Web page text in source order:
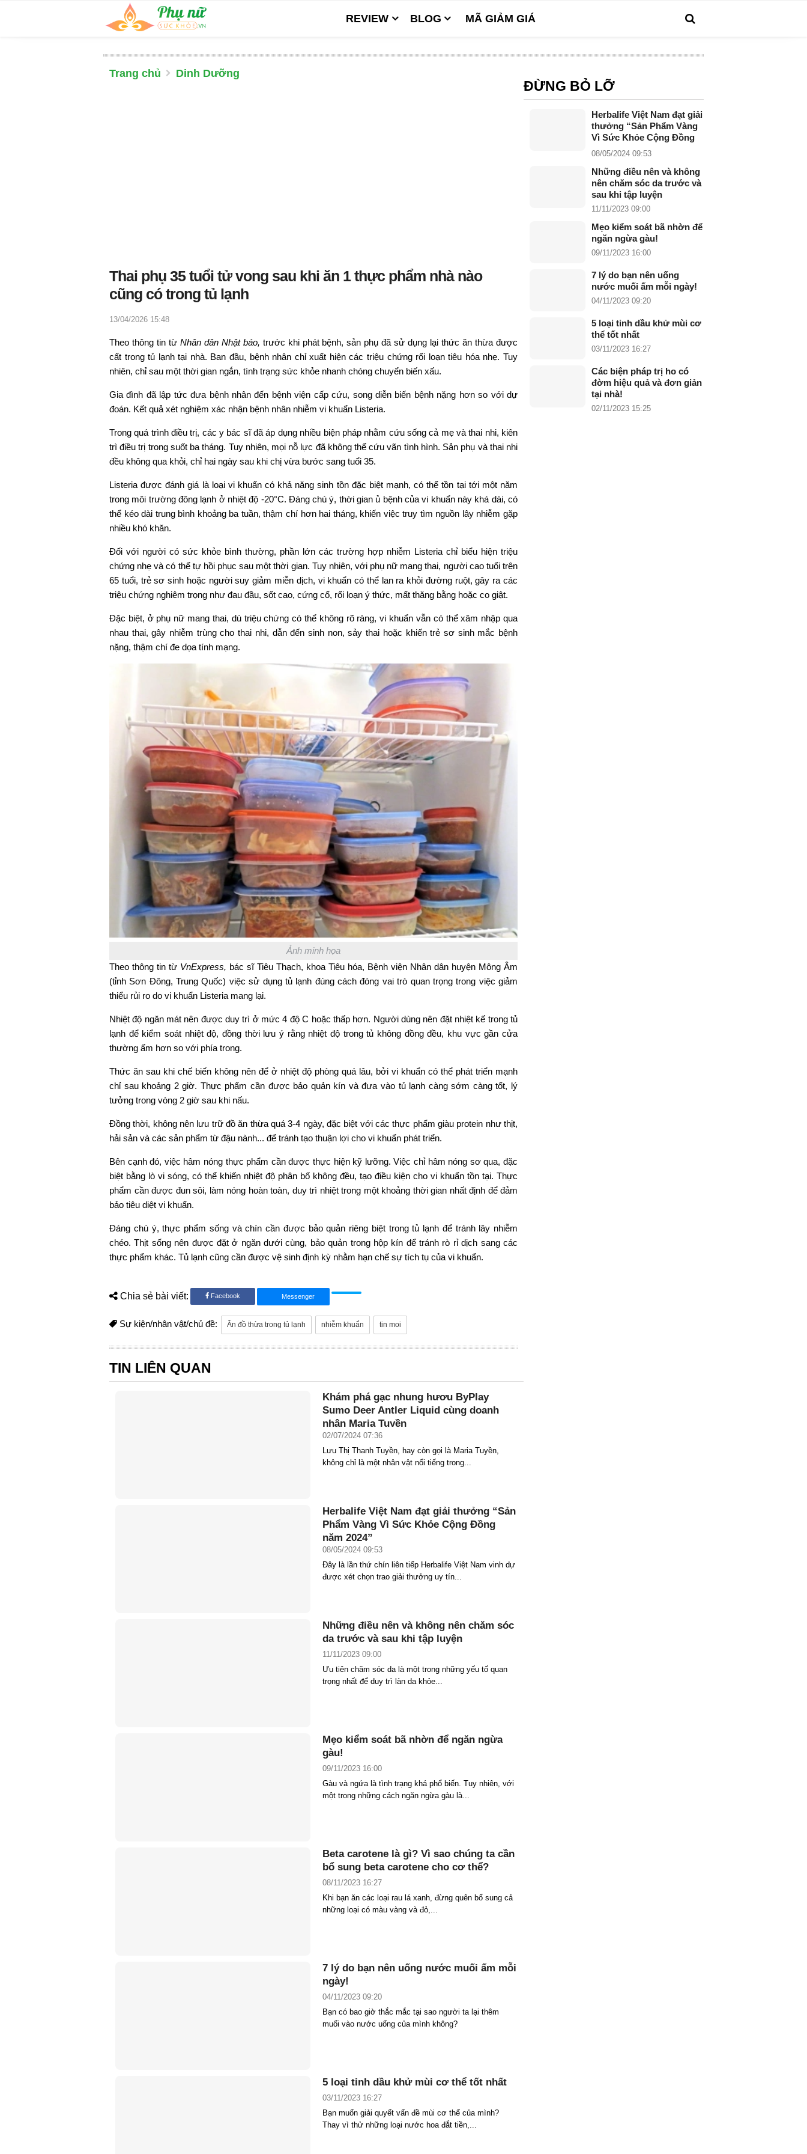
REVIEW BLOG MÃ GIẢM GIÁ
Trang chủ Dinh Dưỡng
Thai phụ 35 tuổi tử vong sau khi ăn 1 thực phẩm nhà nào
cũng có trong tủ lạnh
13/04/2026 15:48
Theo thông tin từ Nhân dân Nhật báo, trước khi phát bệnh, sản phụ đã sử dụng lại thức ăn thừa được
cất trong tủ lạnh tại nhà. Ban đầu, bệnh nhân chỉ xuất hiện các triệu chứng rối loạn tiêu hóa nhẹ. Tuy
nhiên, chỉ sau một thời gian ngắn, tình trạng sức khỏe nhanh chóng chuyển biến xấu.
Gia đình đã lập tức đưa bệnh nhân đến bệnh viện cấp cứu, song diễn biến bệnh nặng hơn so với dự
đoán. Kết quả xét nghiệm xác nhận bệnh nhân nhiễm vi khuẩn Listeria.
Trong quá trình điều trị, các y bác sĩ đã áp dụng nhiều biện pháp nhằm cứu sống cả mẹ và thai nhi, kiên
trì điều trị trong suốt ba tháng. Tuy nhiên, mọi nỗ lực đã không thể cứu vãn tình hình. Sản phụ và thai nhi
đều không qua khỏi, chỉ hai ngày sau khi chị vừa bước sang tuổi 35.
Listeria được đánh giá là loại vi khuẩn có khả năng sinh tồn đặc biệt mạnh, có thể tồn tại tới một năm
trong môi trường đông lạnh ở nhiệt độ -20°C. Đáng chú ý, thời gian ủ bệnh của vi khuẩn này khá dài, có
thể kéo dài trung bình khoảng ba tuần, thậm chí hơn hai tháng, khiến việc truy tìm nguồn lây nhiễm gặp
nhiều khó khăn.
Đối với người có sức khỏe bình thường, phần lớn các trường hợp nhiễm Listeria chỉ biểu hiện triệu
chứng nhẹ và có thể tự hồi phục sau một thời gian. Tuy nhiên, với phụ nữ mang thai, người cao tuổi trên
65 tuổi, trẻ sơ sinh hoặc người suy giảm miễn dịch, vi khuẩn có thể lan ra khỏi đường ruột, gây ra các
triệu chứng nghiêm trọng như đau đầu, sốt cao, cứng cổ, rối loạn ý thức, mất thăng bằng hoặc co giật.
Đặc biệt, ở phụ nữ mang thai, dù triệu chứng có thể không rõ ràng, vi khuẩn vẫn có thể xâm nhập qua
nhau thai, gây nhiễm trùng cho thai nhi, dẫn đến sinh non, sảy thai hoặc khiến trẻ sơ sinh mắc bệnh
nặng, thậm chí đe dọa tính mạng.
Ảnh minh họa
Theo thông tin từ VnExpress, bác sĩ Tiêu Thạch, khoa Tiêu hóa, Bệnh viện Nhân dân huyện Mông Âm
(tỉnh Sơn Đông, Trung Quốc) việc sử dụng tủ lạnh đúng cách đóng vai trò quan trọng trong việc giảm
thiểu rủi ro do vi khuẩn Listeria mang lại.
Nhiệt độ ngăn mát nên được duy trì ở mức 4 độ C hoặc thấp hơn. Người dùng nên đặt nhiệt kế trong tủ
lạnh để kiểm soát nhiệt độ, đồng thời lưu ý rằng nhiệt độ trong tủ không đồng đều, khu vực gần cửa
thường ấm hơn so với phía trong.
Thức ăn sau khi chế biến không nên để ở nhiệt độ phòng quá lâu, bởi vi khuẩn có thể phát triển mạnh
chỉ sau khoảng 2 giờ. Thực phẩm cần được bảo quản kín và đưa vào tủ lạnh càng sớm càng tốt, lý
tưởng trong vòng 2 giờ sau khi nấu.
Đồng thời, không nên lưu trữ đồ ăn thừa quá 3-4 ngày, đặc biệt với các thực phẩm giàu protein như thịt,
hải sản và các sản phẩm từ đậu nành... để tránh tạo thuận lợi cho vi khuẩn phát triển.
Bên cạnh đó, việc hâm nóng thực phẩm cần được thực hiện kỹ lưỡng. Việc chỉ hâm nóng sơ qua, đặc
biệt bằng lò vi sóng, có thể khiến nhiệt độ phân bố không đều, tạo điều kiện cho vi khuẩn tồn tại. Thực
phẩm cần được đun sôi, làm nóng hoàn toàn, duy trì nhiệt trong một khoảng thời gian nhất định để đảm
bảo tiêu diệt vi khuẩn.
Đáng chú ý, thực phẩm sống và chín cần được bảo quản riêng biệt trong tủ lạnh để tránh lây nhiễm
chéo. Thịt sống nên được đặt ở ngăn dưới cùng, bảo quản trong hộp kín để tránh rò rỉ dịch sang các
thực phẩm khác. Tủ lạnh cũng cần được vệ sinh định kỳ nhằm hạn chế sự tích tụ của vi khuẩn.
Chia sẻ bài viết: Facebook Messenger
Sự kiện/nhân vật/chủ đề: Ăn đồ thừa trong tủ lạnh nhiễm khuẩn tin moi
TIN LIÊN QUAN
Khám phá gạc nhung hươu ByPlay
Sumo Deer Antler Liquid cùng doanh
nhân Maria Tuyền
02/07/2024 07:36
Lưu Thị Thanh Tuyền, hay còn gọi là Maria Tuyền,
không chỉ là một nhân vật nổi tiếng trong...
Herbalife Việt Nam đạt giải thưởng “Sản
Phẩm Vàng Vì Sức Khỏe Cộng Đồng
năm 2024”
08/05/2024 09:53
Đây là lần thứ chín liên tiếp Herbalife Việt Nam vinh dự
được xét chọn trao giải thưởng uy tín...
Những điều nên và không nên chăm sóc
da trước và sau khi tập luyện
11/11/2023 09:00
Ưu tiên chăm sóc da là một trong những yếu tố quan
trọng nhất để duy trì làn da khỏe...
Mẹo kiểm soát bã nhờn để ngăn ngừa
gàu!
09/11/2023 16:00
Gàu và ngứa là tình trạng khá phổ biến. Tuy nhiên, với
một trong những cách ngăn ngừa gàu là...
Beta carotene là gì? Vì sao chúng ta cần
bổ sung beta carotene cho cơ thể?
08/11/2023 16:27
Khi bạn ăn các loại rau lá xanh, đừng quên bổ sung cả
những loại có màu vàng và đỏ,...
7 lý do bạn nên uống nước muối ấm mỗi
ngày!
04/11/2023 09:20
Bạn có bao giờ thắc mắc tại sao người ta lại thêm
muối vào nước uống của mình không?
5 loại tinh dầu khử mùi cơ thể tốt nhất
03/11/2023 16:27
Bạn muốn giải quyết vấn đề mùi cơ thể của mình?
Thay vì thử những loại nước hoa đắt tiền,...
ĐỪNG BỎ LỠ
Herbalife Việt Nam đạt giải
thưởng “Sản Phẩm Vàng
Vì Sức Khỏe Cộng Đồng
năm 2024”
08/05/2024 09:53
Những điều nên và không
nên chăm sóc da trước và
sau khi tập luyện
11/11/2023 09:00
Mẹo kiểm soát bã nhờn để
ngăn ngừa gàu!
09/11/2023 16:00
7 lý do bạn nên uống
nước muối ấm mỗi ngày!
04/11/2023 09:20
5 loại tinh dầu khử mùi cơ
thể tốt nhất
03/11/2023 16:27
Các biện pháp trị ho có
đờm hiệu quả và đơn giản
tại nhà!
02/11/2023 15:25